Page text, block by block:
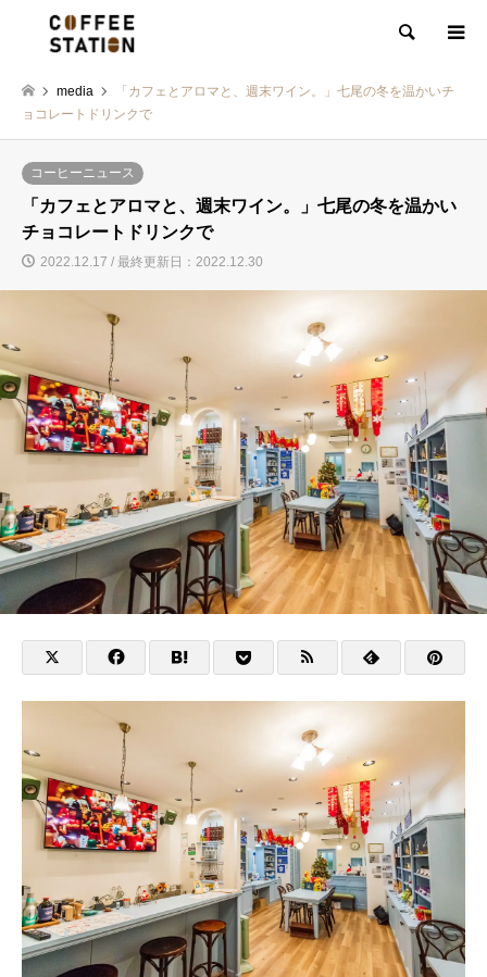
検索
media
「カフェとアロマと、週末ワイン。」七尾の冬を温かいチ
ョコレートドリンクで
コーヒーニュース
「カフェとアロマと、週末ワイン。」七尾の冬を温かい
チョコレートドリンクで
2022.12.17 / 最終更新日：2022.12.30